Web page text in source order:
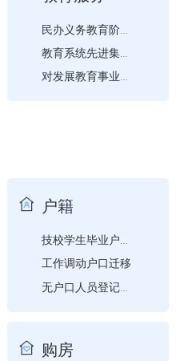
教育系统先进集体、模范教...
对发展教育事业做出突出贡...
户籍
技校学生毕业户口迁移
工作调动户口迁移
购房